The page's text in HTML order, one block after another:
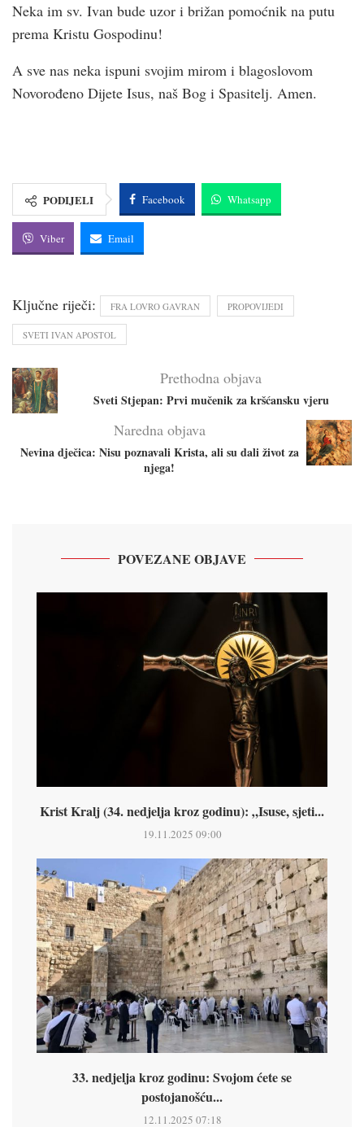
Neka im sv. Ivan bude uzor i brižan pomoćnik na putu
prema Kristu Gospodinu!
A sve nas neka ispuni svojim mirom i blagoslovom
Novorođeno Dijete Isus, naš Bog i Spasitelj. Amen.
PODIJELI Facebook Whatsapp
Viber Email
Ključne riječi: FRA LOVRO GAVRAN PROPOVIJEDI
SVETI IVAN APOSTOL
Prethodna objava
Sveti Stjepan: Prvi mučenik za kršćansku vjeru
Naredna objava
Nevina dječica: Nisu poznavali Krista, ali su dali život za
njega!
POVEZANE OBJAVE
Krist Kralj (34. nedjelja kroz godinu): „Isuse, sjeti...
19.11.2025 09:00
33. nedjelja kroz godinu: Svojom ćete se
postojanošću...
12.11.2025 07:18